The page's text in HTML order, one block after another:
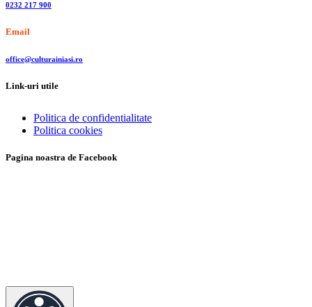
0232 217 900
Email
office@culturainiasi.ro
Link-uri utile
Politica de confidentialitate
Politica cookies
Pagina noastra de Facebook